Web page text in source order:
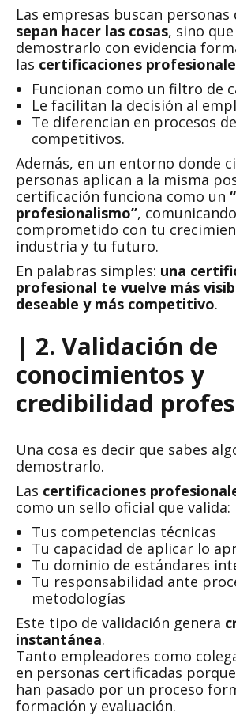
Las empresas buscan personas
sepan hacer las cosas, sino
demostrarlo con evidencia
las certificaciones
Funcionan como un filtro de
Le facilitan la decisión al
Te diferencian en procesos
competitivos.
Además, en un entorno donde
personas aplican a la misma
certificación funciona como un
profesionalismo”,
comprometido con tu
industria y tu futuro.
En palabras simples: una
profesional te vuelve más
deseable y más competitivo.
| 2. Validación de
conocimientos y
credibilidad
Una cosa es decir que sabes
demostrarlo.
Las certificaciones
como un sello oficial que valida:
Tus competencias técnicas
Tu capacidad de aplicar lo
Tu dominio de estándares
Tu responsabilidad ante
metodologías
Este tipo de validación genera
instantánea.
Tanto empleadores como
en personas certificadas
han pasado por un proceso
formación y evaluación.